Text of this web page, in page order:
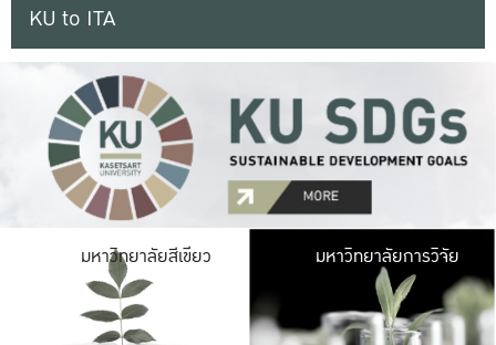
KU to ITA
มหาวิทยาลัยสีเขียว มหาวิ
มีพื้นที่เขียวสดใส
เป็นป่าในเมือง เกษต
มหาวิทยาลัยการวิจัย